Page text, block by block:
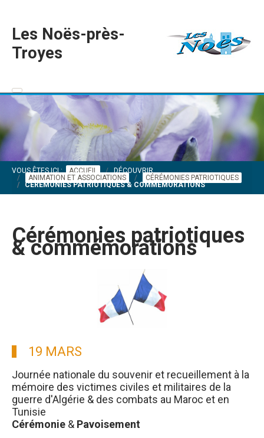
Les Noës-près-
Troyes
VOUS ÊTES ICI : ACCUEIL
DÉCOUVRIR
ANIMATION ET ASSOCIATIONS
CÉRÉMONIES PATRIOTIQUES
CÉRÉMONIES PATRIOTIQUES & COMMÉMORATIONS
Cérémonies patriotiques
& commémorations
19 MARS
Journée nationale du souvenir et recueillement à la
mémoire des victimes civiles et militaires de la
guerre d'Algérie & des combats au Maroc et en
Tunisie
Cérémonie & Pavoisement